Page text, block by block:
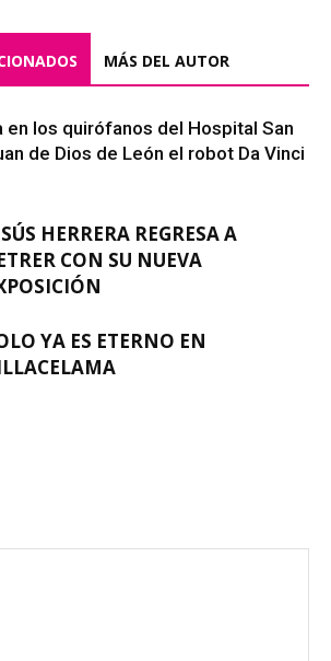
MÁS DEL AUTOR
en los quirófanos del Hospital San
de Dios de León el robot Da Vinci
HERRERA REGRESA A
CON SU NUEVA
YA ES ETERNO EN